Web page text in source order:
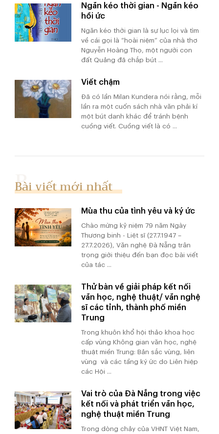
Ngăn kéo thời gian - Ngăn kéo
hồi ức
Ngăn kéo thời gian là sự lục lọi và tìm
về cái gọi là “hoài niệm” của nhà thơ
Nguyễn Hoàng Thọ, một người con
đất Quảng đã chắp bút ...
Viết chậm
Đã có lần Milan Kundera nói rằng, mỗi
lần ra một cuốn sách nhà văn phải kí
một bút danh khác để tránh bệnh
cuồng viết. Cuồng viết là có ...
Bài viết mới nhất
Mùa thu của tình yêu và ký ức
Chào mừng kỷ niệm 79 năm Ngày
Thương binh - Liệt sĩ (27.7.1947 –
27.7.2026), Văn nghệ Đà Nẵng trân
trọng giới thiệu đến bạn đọc bài viết
của tác ...
Thử bàn về giải pháp kết nối
văn học, nghệ thuật/ văn nghệ
sĩ các tỉnh, thành phố miền
Trung
Trong khuôn khổ hội thảo khoa học
cấp vùng Không gian văn học, nghệ
thuật miền Trung: Bản sắc vùng, liên
vùng và các tầng ký ức do Liên hiệp
các Hội ...
Vai trò của Đà Nẵng trong việc
kết nối và phát triển văn học,
nghệ thuật miền Trung
Trong dòng chảy của VHNT Việt Nam,